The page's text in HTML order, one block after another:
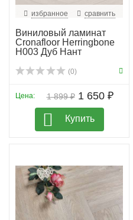
избранное сравнить
Виниловый ламинат
Cronafloor Herringbone
H003 Дуб Нант
(0)
1 899 ₽
Цена: 1 650 ₽
Купить